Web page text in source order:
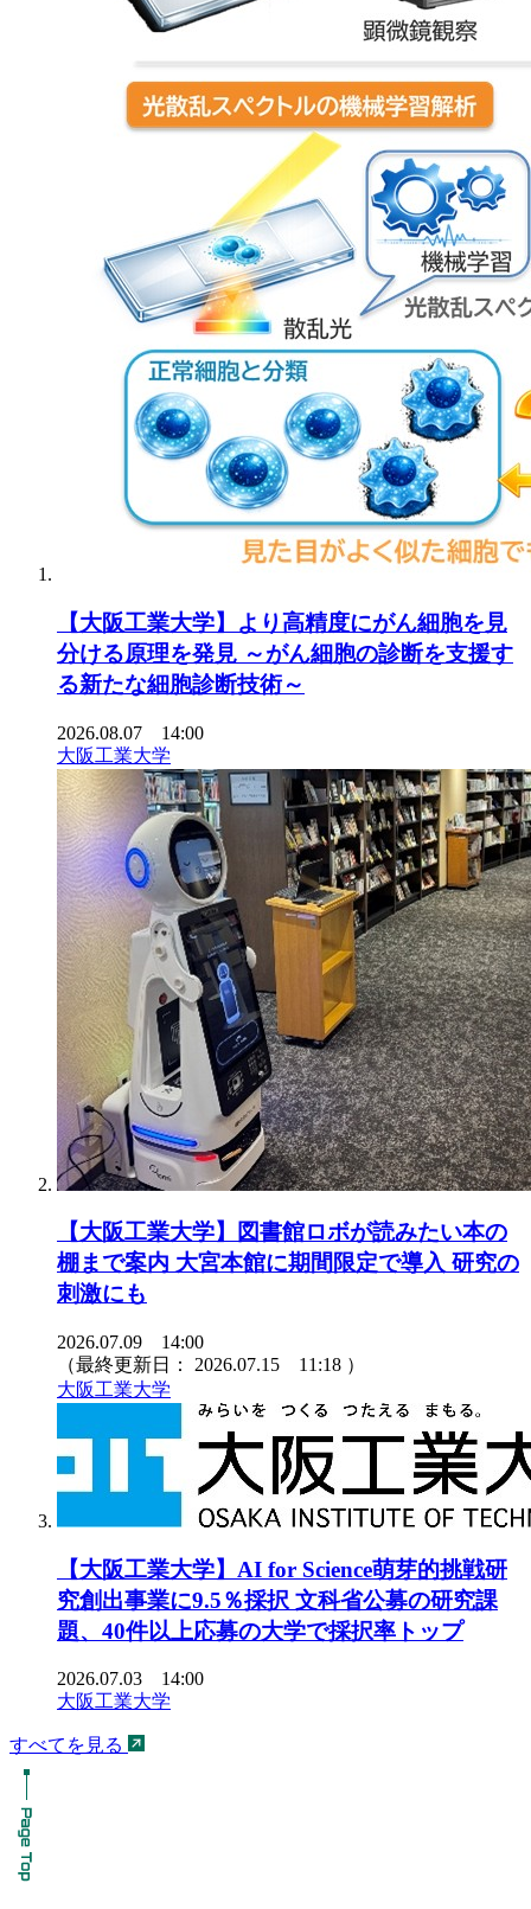
【大阪工業大学】より高精度にがん細胞を見
分ける原理を発見 ～がん細胞の診断を支援す
る新たな細胞診断技術～
2026.08.07 14:00
大阪工業大学
【大阪工業大学】図書館ロボが読みたい本の
棚まで案内 大宮本館に期間限定で導入 研究の
刺激にも
2026.07.09 14:00
（最終更新日： 2026.07.15 11:18 ）
大阪工業大学
【大阪工業大学】AI for Science萌芽的挑戦研
究創出事業に9.5％採択 文科省公募の研究課
題、40件以上応募の大学で採択率トップ
2026.07.03 14:00
大阪工業大学
すべてを見る